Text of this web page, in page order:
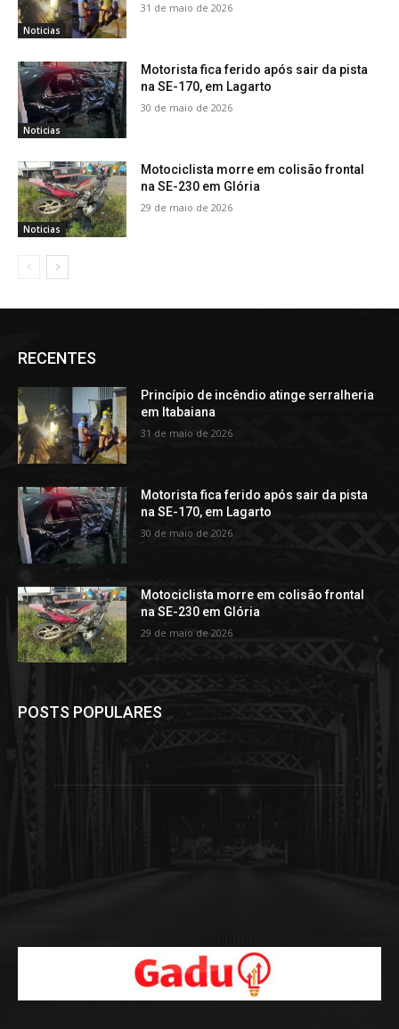
Noticias
31 de maio de 2026
Noticias
Motorista fica ferido após sair da pista
na SE-170, em Lagarto
30 de maio de 2026
Noticias
Motociclista morre em colisão frontal
na SE-230 em Glória
29 de maio de 2026
RECENTES
Princípio de incêndio atinge serralheria
em Itabaiana
31 de maio de 2026
Motorista fica ferido após sair da pista
na SE-170, em Lagarto
30 de maio de 2026
Motociclista morre em colisão frontal
na SE-230 em Glória
29 de maio de 2026
POSTS POPULARES